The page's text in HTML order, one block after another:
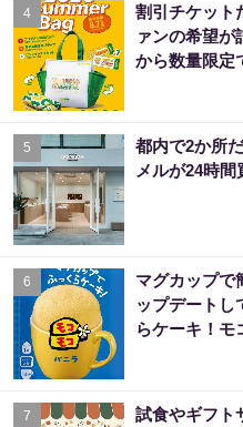
4
割引チケット
ァンの希望が
から数量限定
5
都内で2か所
メルが24時間
6
マグカップで
ップデートし
らケーキ！
7
試食やギフト